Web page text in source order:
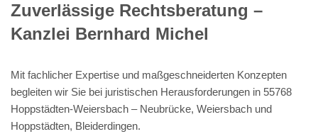
Zuverlässige Rechtsberatung –
Kanzlei Bernhard Michel
Mit fachlicher Expertise und maßgeschneiderten Konzepten
begleiten wir Sie bei juristischen Herausforderungen in 55768
Hoppstädten-Weiersbach – Neubrücke, Weiersbach und
Hoppstädten, Bleiderdingen.